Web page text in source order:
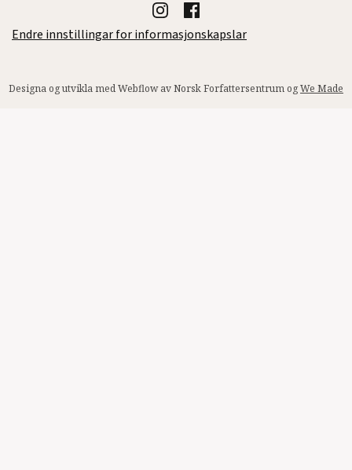
Endre innstillingar for informasjonskapslar
Designa og utvikla med Webflow av Norsk Forfattersentrum ogWe Made